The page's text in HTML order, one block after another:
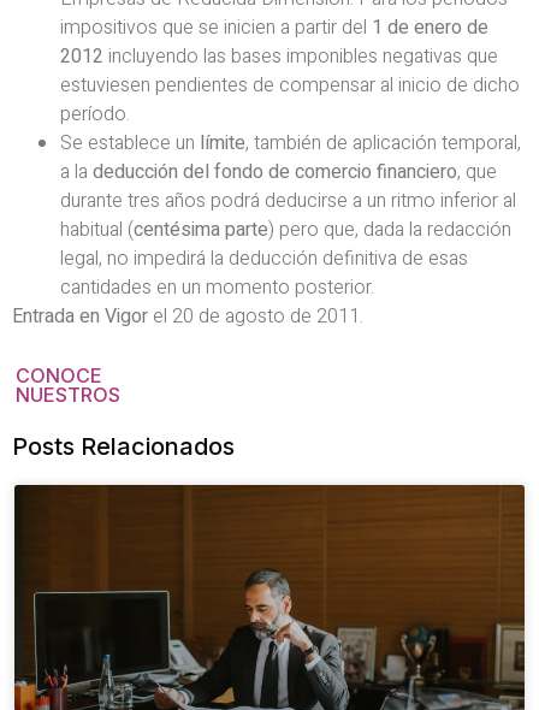
impositivos que se inicien a partir del 1 de enero de
2012 incluyendo las bases imponibles negativas que
estuviesen pendientes de compensar al inicio de dicho
período.
Se establece un límite, también de aplicación temporal,
a la deducción del fondo de comercio financiero, que
durante tres años podrá deducirse a un ritmo inferior al
habitual (centésima parte) pero que, dada la redacción
legal, no impedirá la deducción definitiva de esas
cantidades en un momento posterior.
Entrada en Vigor el 20 de agosto de 2011.
CONOCE
NUESTROS
Posts Relacionados